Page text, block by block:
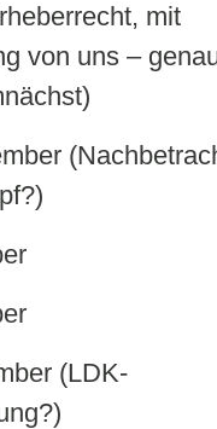
mit
von uns –
(LDK-